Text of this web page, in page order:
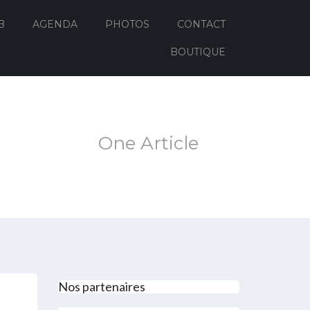
AGENDA PHOTOS CONTACT
BOUTIQUE
One Article
Nos partenaires